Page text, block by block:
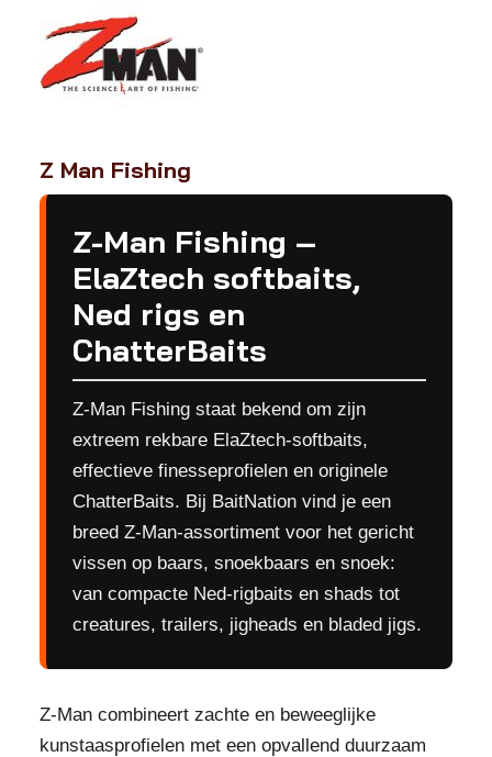
Z Man Fishing
Z-Man Fishing –
ElaZtech softbaits,
Ned rigs en
ChatterBaits
Z-Man Fishing staat bekend om zijn
extreem rekbare ElaZtech-softbaits,
effectieve finesseprofielen en originele
ChatterBaits. Bij BaitNation vind je een
breed Z-Man-assortiment voor het gericht
vissen op baars, snoekbaars en snoek:
van compacte Ned-rigbaits en shads tot
creatures, trailers, jigheads en bladed jigs.
Z-Man combineert zachte en beweeglijke
kunstaasprofielen met een opvallend duurzaam